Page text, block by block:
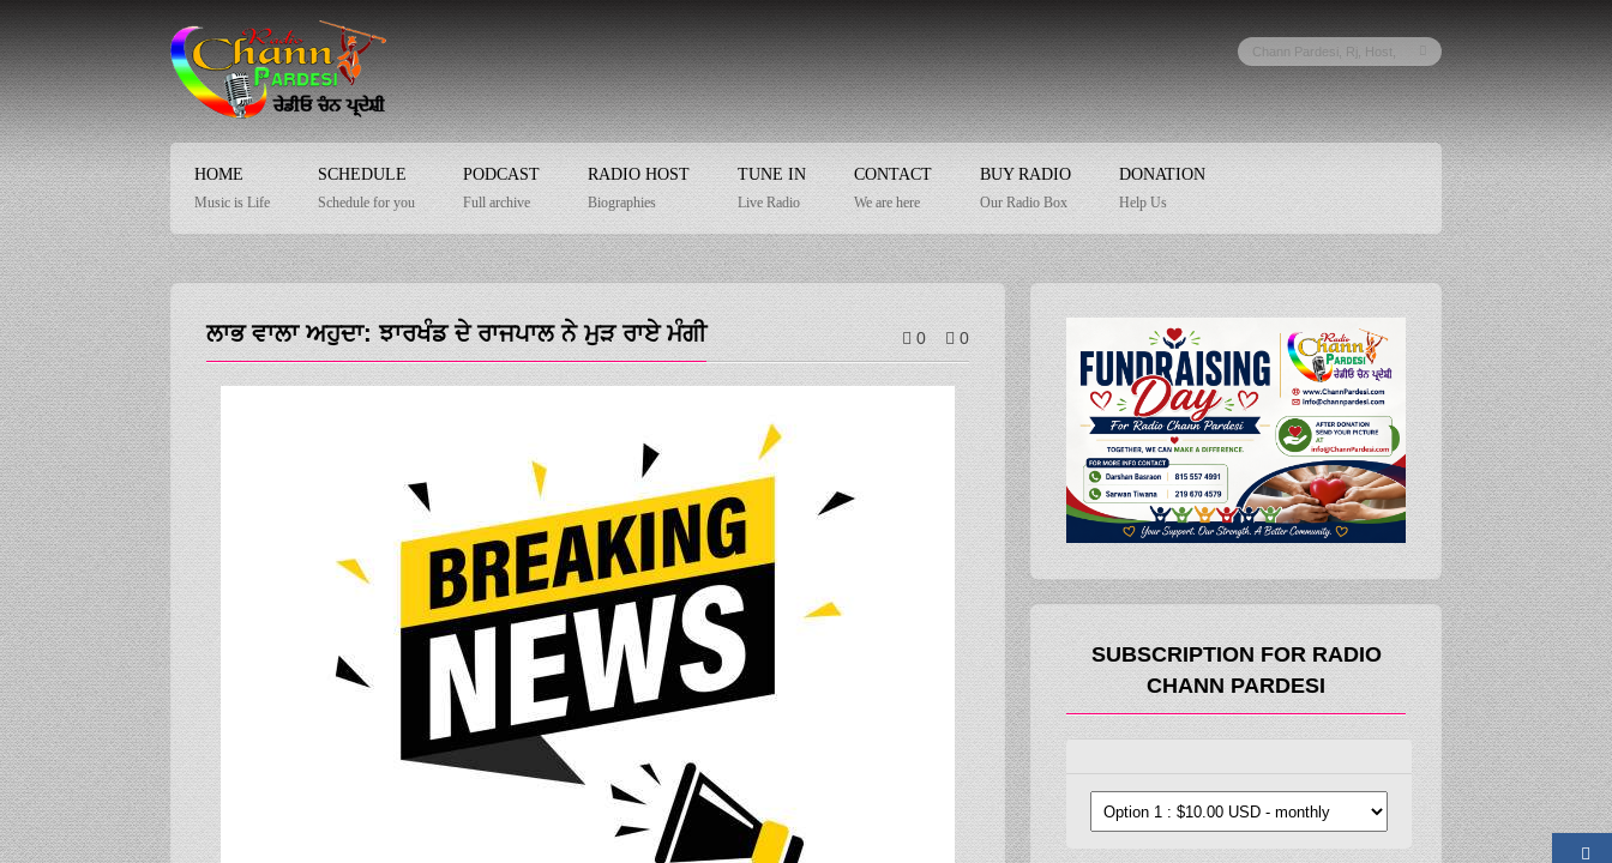
HOME
Music is Life
SCHEDULE
Schedule for you
PODCAST
Full archive
RADIO HOST
Biographies
TUNE IN
Live Radio
CONTACT
We are here
BUY RADIO
Our Radio Box
DONATION
Help Us
ਲਾਭ ਵਾਲਾ ਅਹੁਦਾ: ਝਾਰਖੰਡ ਦੇ ਰਾਜਪਾਲ ਨੇ ਮੁੜ ਰਾਏ ਮੰਗੀ 0 0
SUBSCRIPTION FOR RADIO
CHANN PARDESI